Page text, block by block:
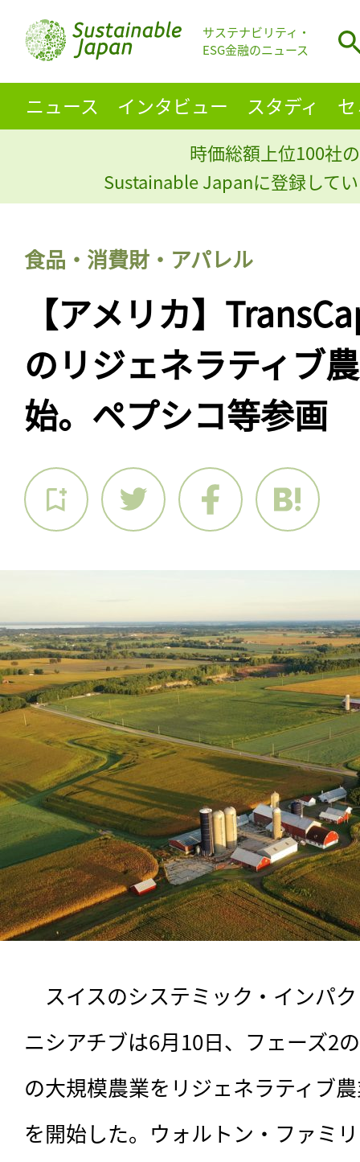
サステナビリティ・
ESG金融のニュース
ニュース インタビュー スタディ
時価総額上位100社
Sustainable Japanに登録して
食品・消費財・アパレル
【アメリカ】
のリジェネラティブ
始。ペプシコ等参画
スイスのシステミック・インパ
ニシアチブは6月10日、フェーズ2
の大規模農業をリジェネラティブ
を開始した。ウォルトン・ファミ